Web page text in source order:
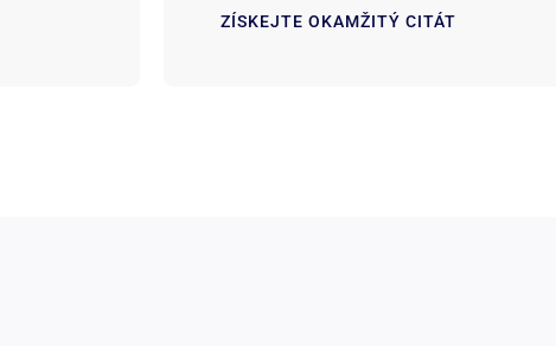
ZÍSKEJTE OKAMŽITÝ CITÁT